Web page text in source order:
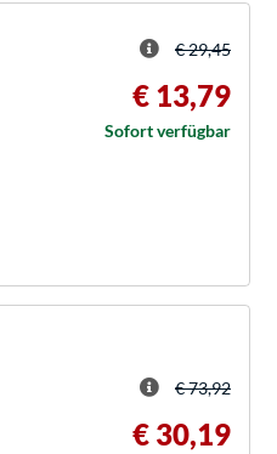
€ 29,45
€ 13,79
Sofort verfügbar
€ 73,92
€ 30,19